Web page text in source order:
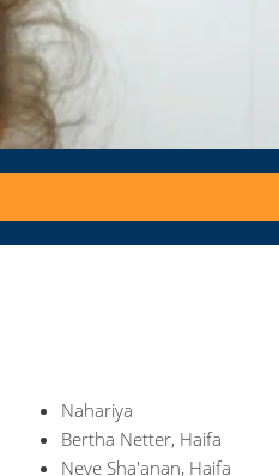
Nahariya
Bertha Netter, Haifa
Neve Sha'anan, Haifa